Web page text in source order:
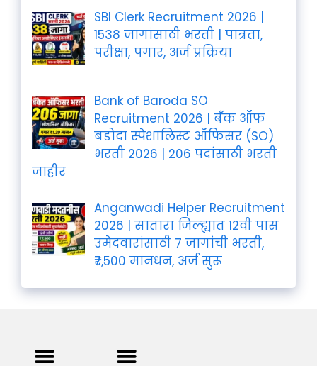
SBI Clerk Recruitment 2026 |
1538 जागांसाठी भरती | पात्रता,
परीक्षा, पगार, अर्ज प्रक्रिया
Bank of Baroda SO
Recruitment 2026 | बँक ऑफ
बडोदा स्पेशालिस्ट ऑफिसर (SO)
भरती 2026 | 206 पदांसाठी भरती
जाहीर
Anganwadi Helper Recruitment
2026 | सातारा जिल्ह्यात 12वी पास
उमेदवारांसाठी 7 जागांची भरती,
₹7,500 मानधन, अर्ज सुरू